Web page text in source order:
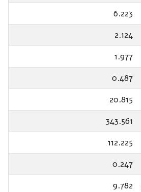
6.223
2.124
1.977
0.487
20.815
343.561
112.225
0.247
9.782